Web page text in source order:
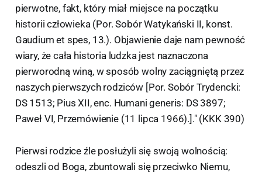
pierwotne, fakt, który miał miejsce na początku
historii człowieka (Por. Sobór Watykański II, konst.
Gaudium et spes, 13.). Objawienie daje nam pewność
wiary, że cała historia ludzka jest naznaczona
pierworodną winą, w sposób wolny zaciągniętą przez
naszych pierwszych rodziców [Por. Sobór Trydencki:
DS 1513; Pius XII, enc. Humani generis: DS 3897;
Paweł VI, Przemówienie (11 lipca 1966).]." (KKK 390)
Pierwsi rodzice źle posłużyli się swoją wolnością:
odeszli od Boga, zbuntowali się przeciwko Niemu,